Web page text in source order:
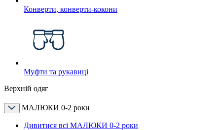
Конверти, конверти-кокони
Муфти та рукавиці
Верхній одяг
МАЛЮКИ 0-2 роки
Дивитися всі МАЛЮКИ 0-2 роки